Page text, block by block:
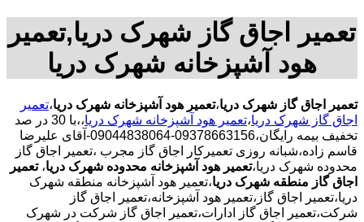
تعمیر اجاق گاز شهرک دریا,تعمیر
هود آشپزخانه شهرک دریا
تعمیر اجاق گاز شهرک دریا،تعمیر هود آشپزخانه شهرک دریا،تعمیر
اجاق گاز شهرک دریا،تعمیر هود آشپزخانه شهرک دریا،،با
30 در صد
تخفیف بیمه رایگان،09378663156-09044838064-آقای علیرضا
قاسم زاده،شبانه روزی تعمیرکار اجاق گاز مجرب ،تعمیر اجاق گاز
محدوده شهرک دریا،تعمیر هود آشپزخانه محدوده شهرک دریا، تعمیر
اجاق گاز منطقه شهرک دریا،تعمیر هود آشپزخانه منطقه شهرک
دریا،تعمیر اجاق گاز،تعمیر هود آشپزخانه،تعمیر اجاق گاز
شرکت،تعمیر اجاق گاز ادارات،تعمیر اجاق گاز شرکت در شهرک